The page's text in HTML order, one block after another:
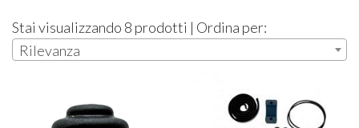
Stai visualizzando 8 prodotti | Ordina per:
Rilevanza